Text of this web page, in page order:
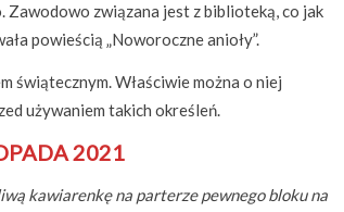
związana jest z biblioteką, co jak
powieścią „Noworoczne anioły”.
świątecznym. Właściwie można o niej
używaniem takich określeń.
2021
kawiarenkę na parterze pewnego bloku na